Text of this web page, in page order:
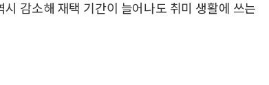
감소해 재택 기간이 늘어나도 취미 생활에 쓰는